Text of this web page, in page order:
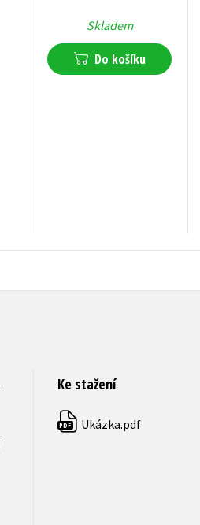
Skladem
Do košíku
Ke stažení
PDF Ukázka.pdf